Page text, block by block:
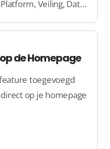
Website, Webshop, Platform, Veiling, Dating
de Homepage
toegevoegd
op je homepage